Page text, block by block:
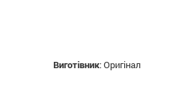
Виготівник:Оригінал